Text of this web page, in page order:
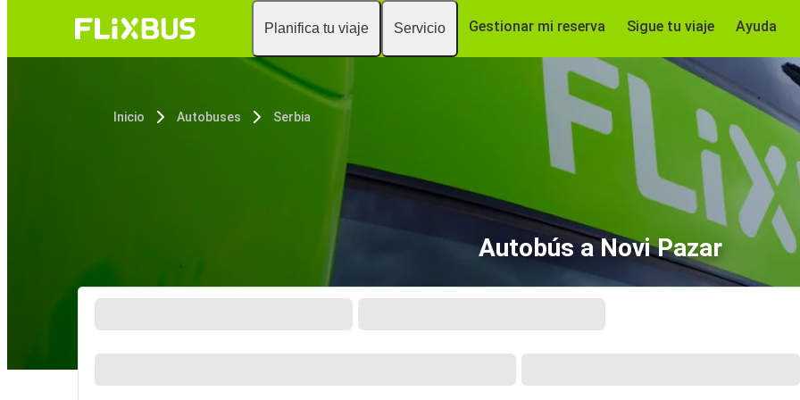
Planifica tu viaje Servicio Gestionar mi reserva Sigue tu viaje Ayuda
Inicio Autobuses Serbia
Autobús a Novi Pazar